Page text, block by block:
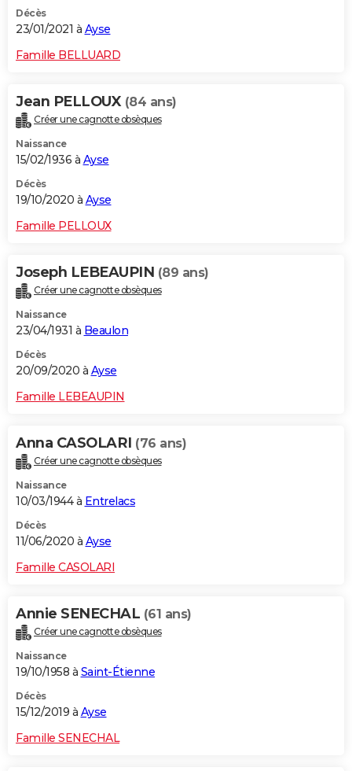
Décès
23/01/2021 à Ayse
Famille BELLUARD
Jean PELLOUX (84 ans)
Créer une cagnotte obsèques
Naissance
15/02/1936 à Ayse
Décès
19/10/2020 à Ayse
Famille PELLOUX
Joseph LEBEAUPIN (89 ans)
Créer une cagnotte obsèques
Naissance
23/04/1931 à Beaulon
Décès
20/09/2020 à Ayse
Famille LEBEAUPIN
Anna CASOLARI (76 ans)
Créer une cagnotte obsèques
Naissance
10/03/1944 à Entrelacs
Décès
11/06/2020 à Ayse
Famille CASOLARI
Annie SENECHAL (61 ans)
Créer une cagnotte obsèques
Naissance
19/10/1958 à Saint-Étienne
Décès
15/12/2019 à Ayse
Famille SENECHAL